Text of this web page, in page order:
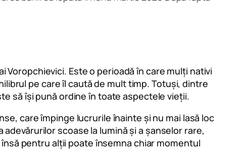
Este o perioadă în care mulți nativi
pe care îl caută de mult timp. Totuși, dintre
să își pună ordine în toate aspectele vieții.
care împinge lucrurile înainte și nu mai lasă loc
scoase la lumină și a șanselor rare,
pentru alții poate însemna chiar momentul